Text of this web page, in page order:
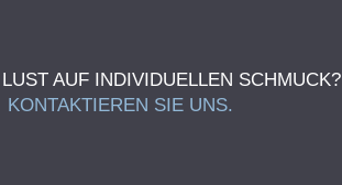
AUF INDIVIDUELLEN SCHMUCK?
KONTAKTIEREN SIE UNS.